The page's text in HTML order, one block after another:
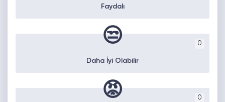
Faydalı
0
😒
Daha İyi Olabilir
0
😡